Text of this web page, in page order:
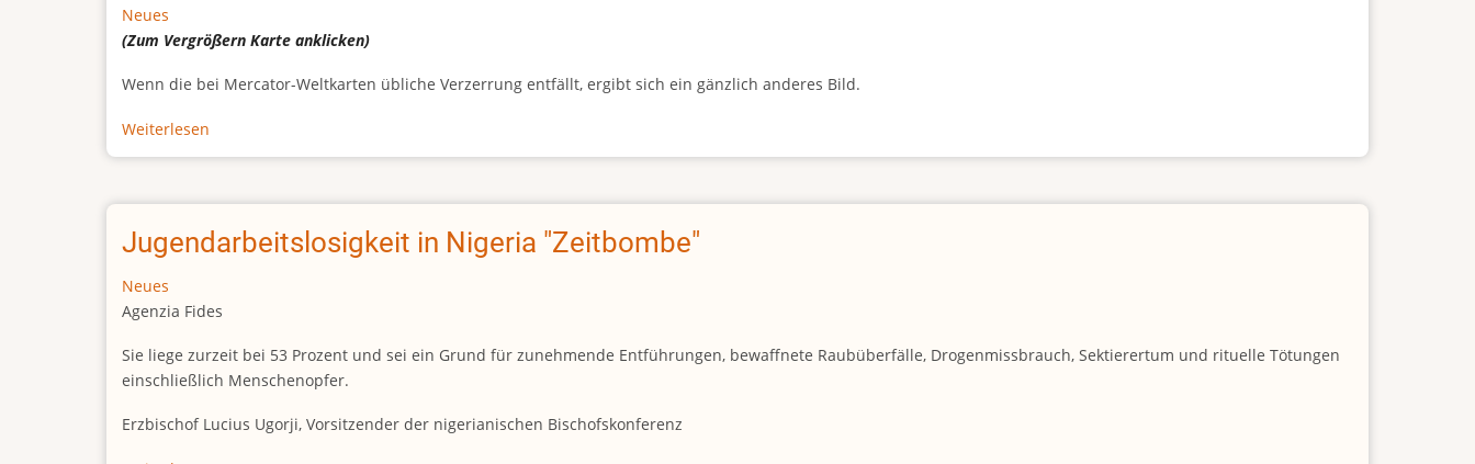
Neues
(Zum VergrößernKarte anklicken)
Wenn die bei Mercator-Weltkarten übliche Verzerrung entfällt, ergibt sich ein gänzlich anderes Bild.
Weiterlesen
Afrikas
Größe
Jugendarbeitslosigkeit in Nigeria "Zeitbombe"
Neues
Agenzia Fides
Sie liege zurzeit bei 53 Prozent und sei ein Grund für zunehmende Entführungen, bewaffnete Raubüberfälle, Drogenmissbrauch, Sektierertum und rituelle Tötungen
einschließlich Menschenopfer.
Erzbischof Lucius Ugorji, Vorsitzender der nigerianischen Bischofskonferenz